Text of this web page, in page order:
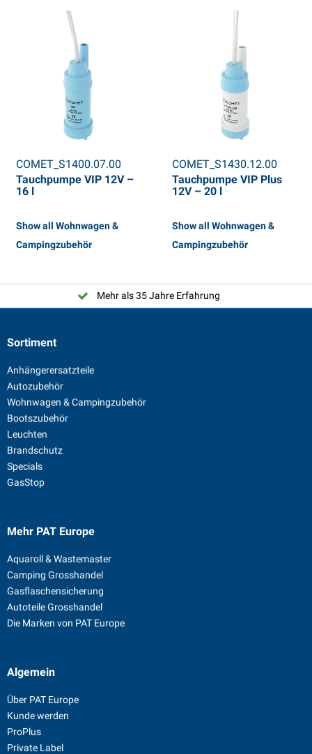
COMET_S1400.07.00
Tauchpumpe VIP 12V –
16 l
Show all Wohnwagen &
Campingzubehör
COMET_S1430.12.00
Tauchpumpe VIP Plus
12V – 20 l
Show all Wohnwagen &
Campingzubehör
Mehr als 35 Jahre Erfahrung
Sortiment
Anhängerersatzteile
Autozubehör
Wohnwagen & Campingzubehör
Bootszubehör
Leuchten
Brandschutz
Specials
GasStop
Mehr PAT Europe
Aquaroll & Wastemaster
Camping Grosshandel
Gasflaschensicherung
Autoteile Grosshandel
Die Marken von PAT Europe
Algemein
Über PAT Europe
Kunde werden
ProPlus
Private Label